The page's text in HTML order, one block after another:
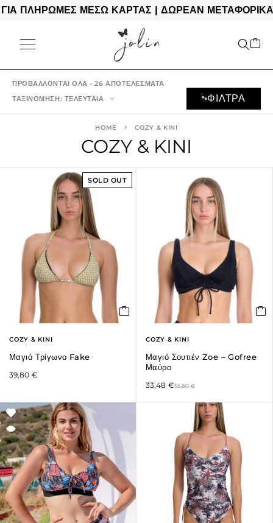
ΜΕΣΩ ΚΑΡΤΑΣ | ΔΩΡΕΑΝ ΜΕΤΑΦΟΡΙΚΑ ΓΙΑ
ΠΡΟΒΆΛΛΟΝΤΑΙ ΌΛΑ - 26 ΑΠΟΤΕΛΈΣΜΑΤΑ
ΤΑΞΙΝΌΜΗΣΗ: ΤΕΛΕΥΤΑΊΑ
ΦΙΛΤΡΑ
COZY & KINI
HOME COZY & KINI
SOLD OUT
COZY & KINI
Μαγιό Τρίγωνο Fake
39,80 €
COZY & KINI
Μαγιό Σουτιέν Zoe – Gofree
Μαύρο
55,80€
33,48 €